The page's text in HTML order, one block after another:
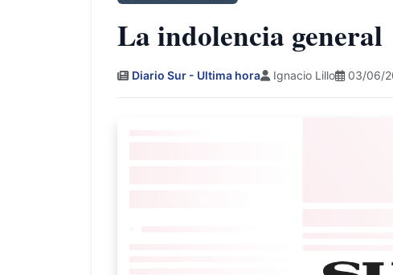
La indolencia general
Diario Sur - Ultima hora Ignacio Lillo 03/06/